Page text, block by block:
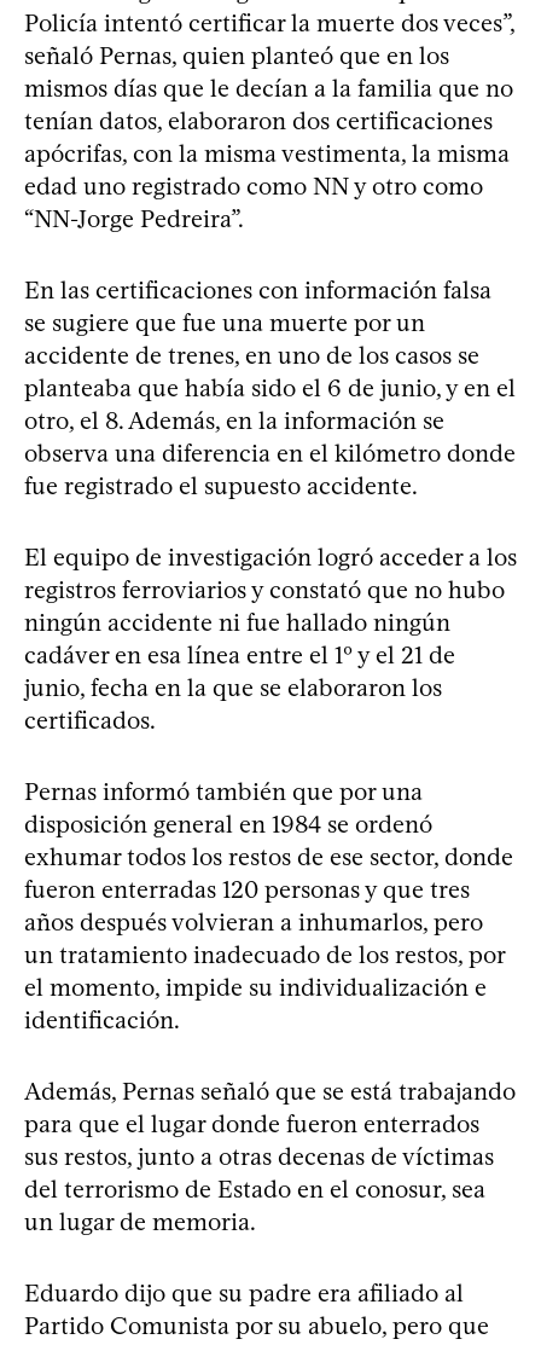
Policía intentó certificar la muerte dos veces”,
señaló Pernas, quien planteó que en los
mismos días que le decían a la familia que no
tenían datos, elaboraron dos certificaciones
apócrifas, con la misma vestimenta, la misma
edad uno registrado como NN y otro como
“NN-Jorge Pedreira”.
En las certificaciones con información falsa
se sugiere que fue una muerte por un
accidente de trenes, en uno de los casos se
planteaba que había sido el 6 de junio, y en el
otro, el 8. Además, en la información se
observa una diferencia en el kilómetro donde
fue registrado el supuesto accidente.
El equipo de investigación logró acceder a los
registros ferroviarios y constató que no hubo
ningún accidente ni fue hallado ningún
cadáver en esa línea entre el 1º y el 21 de
junio, fecha en la que se elaboraron los
certificados.
Pernas informó también que por una
disposición general en 1984 se ordenó
exhumar todos los restos de ese sector, donde
fueron enterradas 120 personas y que tres
años después volvieran a inhumarlos, pero
un tratamiento inadecuado de los restos, por
el momento, impide su individualización e
identificación.
Además, Pernas señaló que se está trabajando
para que el lugar donde fueron enterrados
sus restos, junto a otras decenas de víctimas
del terrorismo de Estado en el conosur, sea
un lugar de memoria.
Eduardo dijo que su padre era afiliado al
Partido Comunista por su abuelo, pero que